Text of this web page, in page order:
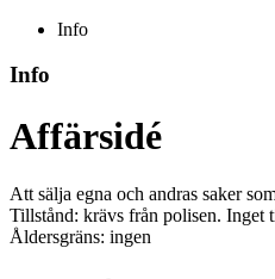
Info
Info
Affärsidé
Att sälja egna och andras saker
Tillstånd: krävs från polisen. Inget
Åldersgräns: ingen